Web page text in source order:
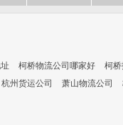
柯桥物流公司哪家好 柯
杭州货运公司 萧山物流公司